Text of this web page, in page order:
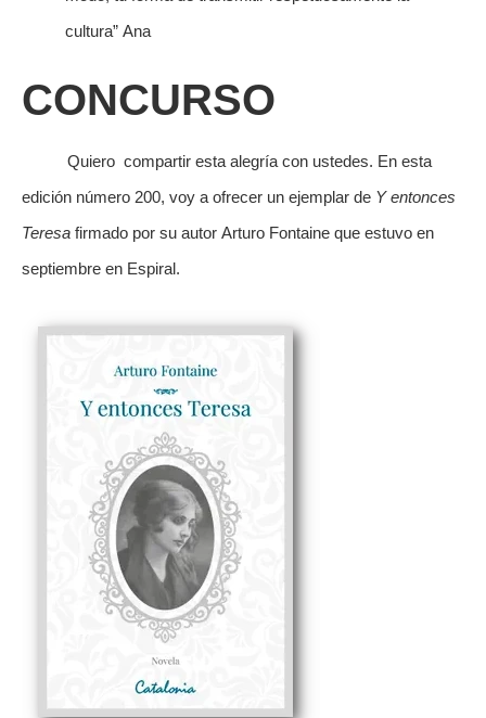
cultura” Ana
CONCURSO
Quiero compartir esta alegría con ustedes. En esta
edición número 200, voy a ofrecer un ejemplar de Y entonces
Teresa firmado por su autor Arturo Fontaine que estuvo en
septiembre en Espiral.